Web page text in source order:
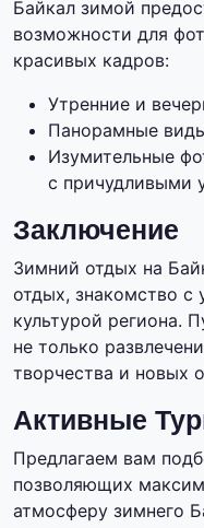
Байкал зимой
возможности для
красивых кадров:
Утренние и
Панорамные
Изумительные
с причудливыми
Заключение
Зимний отдых на
отдых, знакомство с
культурой региона.
не только
творчества и новых
Активные
Предлагаем вам
позволяющих
атмосферу зимнего